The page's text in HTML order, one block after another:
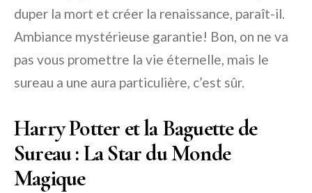
duper la mort et créer la renaissance, paraît-il.
Ambiance mystérieuse garantie! Bon, on ne va
pas vous promettre la vie éternelle, mais le
sureau a une aura particulière, c’est sûr.
Harry Potter et la Baguette de
Sureau : La Star du Monde
Magique